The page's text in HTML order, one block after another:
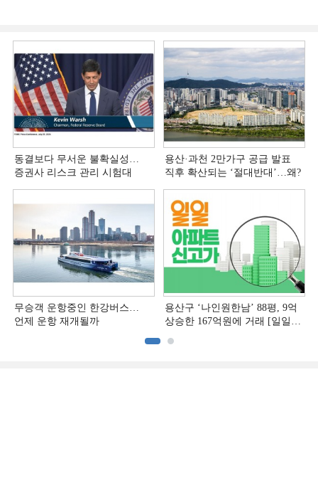
동결보다 무서운 불확실성…
증권사 리스크 관리 시험대
용산·과천 2만가구 공급 발표
직후 확산되는 ‘절대반대’…왜?
무승객 운항중인 한강버스…
언제 운항 재개될까
용산구 ‘나인원한남’ 88평, 9억
상승한 167억원에 거래 [일일